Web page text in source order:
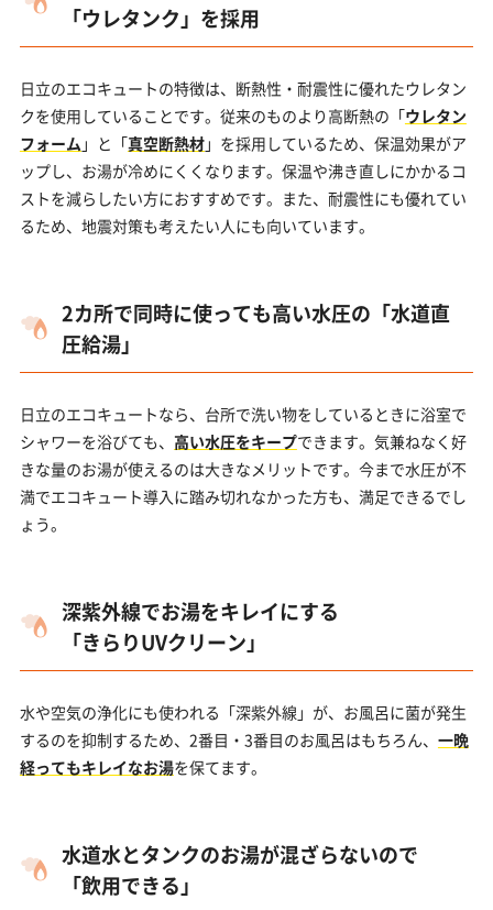
「ウレタンク」を採用
日立のエコキュートの特徴は、断熱性・耐震性に優れたウレタン
クを使用していることです。従来のものより高断熱の「ウレタン
フォーム 」と「真空断熱材」を採用しているため、保温効果がア
ップし、お湯が冷めにくくなります。保温や沸き直しにかかるコ
ストを減らしたい方におすすめです。また、耐震性にも優れてい
るため、地震対策も考えたい人にも向いています。
2カ所で同時に使っても高い水圧の「水道直
圧給湯」
日立のエコキュートなら、台所で洗い物をしているときに浴室で
シャワーを浴びても、 高い水圧をキープできます。気兼ねなく好
きな量のお湯が使えるのは大きなメリットです。今まで水圧が不
満でエコキュート導入に踏み切れなかった方も、満足できるでし
ょう。
深紫外線でお湯をキレイにする
「きらりUVクリーン」
水や空気の浄化にも使われる「深紫外線」が、お風呂に菌が発生
するのを抑制するため、2番目・3番目のお風呂はもちろん、 一晩
経ってもキレイなお湯を保てます。
水道水とタンクのお湯が混ざらないので
「飲用できる」